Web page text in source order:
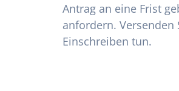
Antrag an eine Frist
anfordern. Versenden
Einschreiben tun.